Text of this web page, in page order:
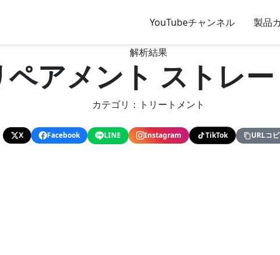
YouTubeチャンネル 製品
解析結果
アメント ストレ
カテゴリ：トリートメント
X Facebook LINE Instagram TikTok URLコ